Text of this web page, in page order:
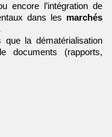
encore l’intégration de
dans les marchés
que la dématérialisation
documents (rapports,